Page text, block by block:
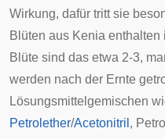
Wirkung, dafür tritt sie
Blüten aus Kenia enthalten
Blüte sind das etwa 2-3,
werden nach der Ernte
Lösungsmittelgemischen
Petrolether/Acetonitril ,